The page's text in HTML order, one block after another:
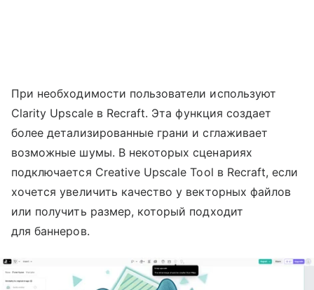
При необходимости пользователи используют
Clarity Upscale в Recraft. Эта функция создает
более детализированные грани и сглаживает
возможные шумы. В некоторых сценариях
подключается Creative Upscale Tool в Recraft, если
хочется увеличить качество у векторных файлов
или получить размер, который подходит
для баннеров.